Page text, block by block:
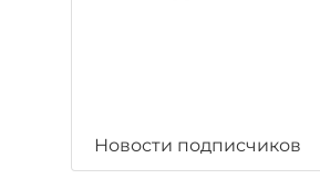
Новости подписчиков